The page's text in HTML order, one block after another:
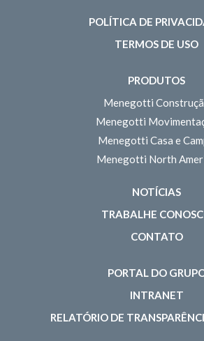
POLÍTICA DE
TERMOS DE USO
PRODUTOS
Menegotti
Menegotti
Menegotti Casa e
Menegotti North
NOTÍCIAS
TRABALHE
CONTATO
PORTAL DO
INTRANET
RELATÓRIO DE